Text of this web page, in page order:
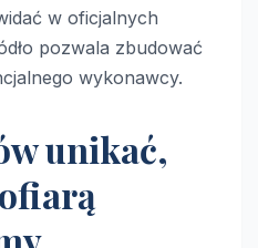
w oficjalnych
pozwala zbudować
wykonawcy.
unikać,